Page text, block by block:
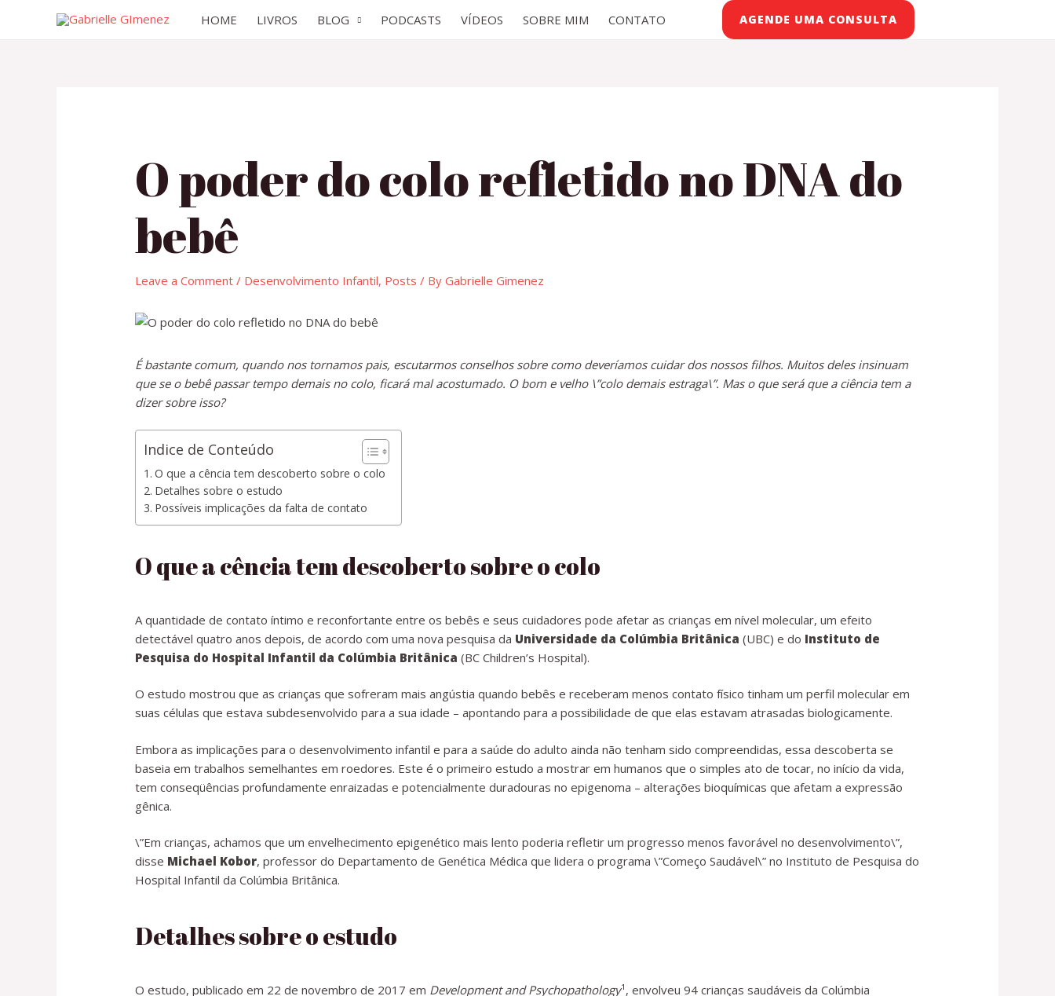
HOME LIVROS BLOG PODCASTS VÍDEOS SOBRE MIM CONTATO AGENDE UMA CONSULTA
O poder do colo refletido no DNA do
bebê
Leave a Comment / Desenvolvimento Infantil, Posts / ByGabrielle Gimenez
É bastante comum, quando nos tornamos pais, escutarmos conselhos sobre como deveríamos cuidar dos nossos filhos. Muitos deles insinuam
que se o bebê passar tempo demais no colo, ficará mal acostumado. O bom e velho \”colo demais estraga\”. Mas o que será que a ciência tem a
dizer sobre isso?
Indice de Conteúdo
O que a cência tem descoberto sobre o colo
Detalhes sobre o estudo
Possíveis implicações da falta de contato
O que a cência tem descoberto sobre o colo
A quantidade de contato íntimo e reconfortante entre os bebês e seus cuidadores pode afetar as crianças em nível molecular, um efeito
detectável quatro anos depois, de acordo com uma nova pesquisa da Universidade da Colúmbia Britânica (UBC) e do Instituto de
Pesquisa do Hospital Infantil da Colúmbia Britânica (BC Children’s Hospital).
O estudo mostrou que as crianças que sofreram mais angústia quando bebês e receberam menos contato físico tinham um perfil molecular em
suas células que estava subdesenvolvido para a sua idade – apontando para a possibilidade de que elas estavam atrasadas biologicamente.
Embora as implicações para o desenvolvimento infantil e para a saúde do adulto ainda não tenham sido compreendidas, essa descoberta se
baseia em trabalhos semelhantes em roedores. Este é o primeiro estudo a mostrar em humanos que o simples ato de tocar, no início da vida,
tem conseqüências profundamente enraizadas e potencialmente duradouras no epigenoma – alterações bioquímicas que afetam a expressão
gênica.
\”Em crianças, achamos que um envelhecimento epigenético mais lento poderia refletir um progresso menos favorável no desenvolvimento\”,
disse Michael Kobor, professor do Departamento de Genética Médica que lidera o programa \”Começo Saudável\” no Instituto de Pesquisa do
Hospital Infantil da Colúmbia Britânica.
Detalhes sobre o estudo
O estudo, publicado em 22 de novembro de 2017 em Development and Psychopathology¹, envolveu 94 crianças saudáveis ​​da Colúmbia